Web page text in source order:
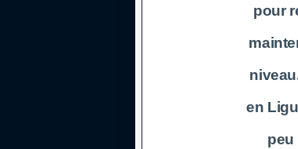
pour
en
peu